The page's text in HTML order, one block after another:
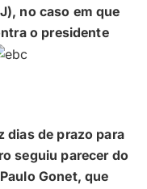
no caso em que
o presidente
dias de prazo para
seguiu parecer do
Gonet, que